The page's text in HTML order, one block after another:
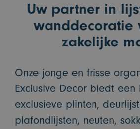
Uw partner in
wanddecoratie
zakelijke
Onze jonge en frisse
Exclusive Decor biedt
exclusieve plinten,
plafondlijsten, neuten,